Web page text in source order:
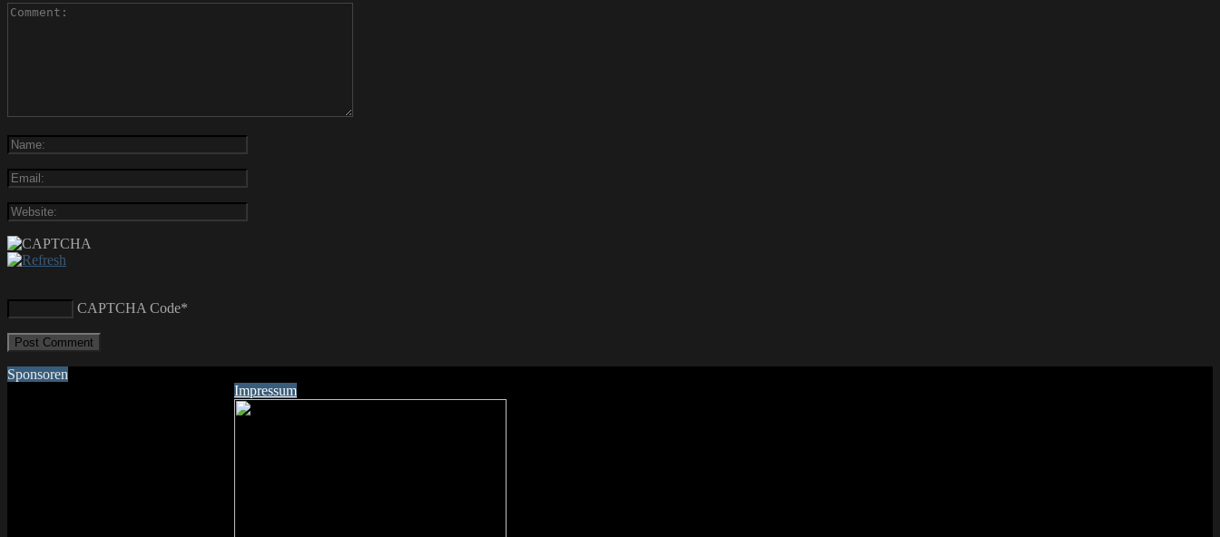
CAPTCHA Code*
Sponsoren
Impressum